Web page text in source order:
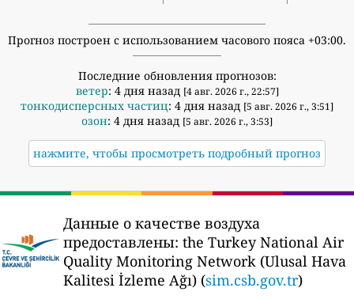
Прогноз построен с использованием часового пояса +03:00.
Последние обновления прогнозов:
ветер: 4 дня назад [4 авг. 2026 г., 22:57]
тонкодисперсных частиц: 4 дня назад [5 авг. 2026 г., 3:51]
озон: 4 дня назад [5 авг. 2026 г., 3:53]
нажмите, чтобы просмотреть подробный прогноз
Данные о качестве воздуха
предоставлены: the Turkey National Air
Quality Monitoring Network (Ulusal Hava
Kalitesi İzleme Ağı) (sim.csb.gov.tr)